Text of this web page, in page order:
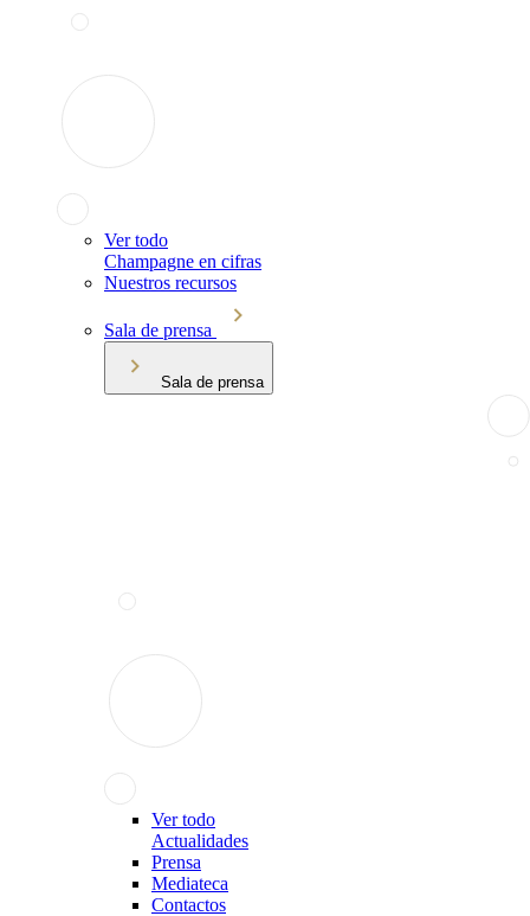
Ver todo
Champagne en cifras
Nuestros recursos
Sala de prensa
Sala de prensa
Ver todo
Actualidades
Prensa
Mediateca
Contactos